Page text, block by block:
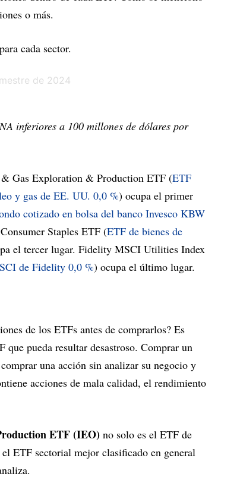
o más.
cada sector.
inferiores a 100 millones de dólares por
Gas Exploration & Production ETF (ETF
y gas de EE. UU. 0,0 %) ocupa el primer
cotizado en bolsa del banco Invesco KBW
Staples ETF (ETF de bienes de
el tercer lugar. Fidelity MSCI Utilities Index
de Fidelity 0,0 %) ocupa el último lugar.
de los ETFs antes de comprarlos? Es
pueda resultar desastroso. Comprar un
una acción sin analizar su negocio y
acciones de mala calidad, el rendimiento
ETF (IEO) no solo es el ETF de
ETF sectorial mejor clasificado en general